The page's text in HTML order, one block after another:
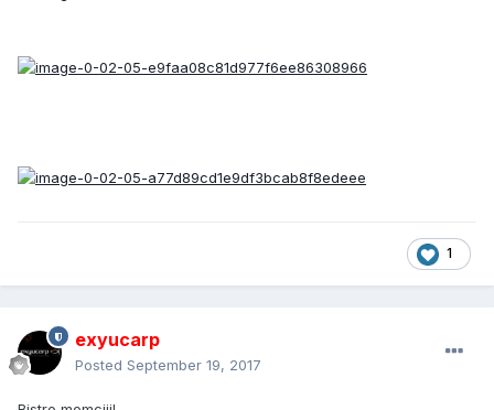
1
exyucarp
Posted September 19, 2017